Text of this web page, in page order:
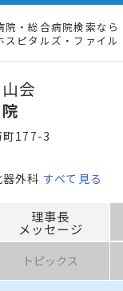
院・総合病院検索なら
スピタルズ・ファイル
会
町177-3
外科 すべて見る
理事長
メッセージ
トピックス